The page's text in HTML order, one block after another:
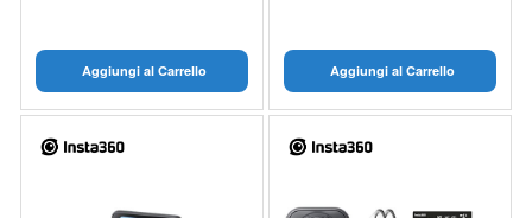
Aggiungi al Carrello Aggiungi al Carrello